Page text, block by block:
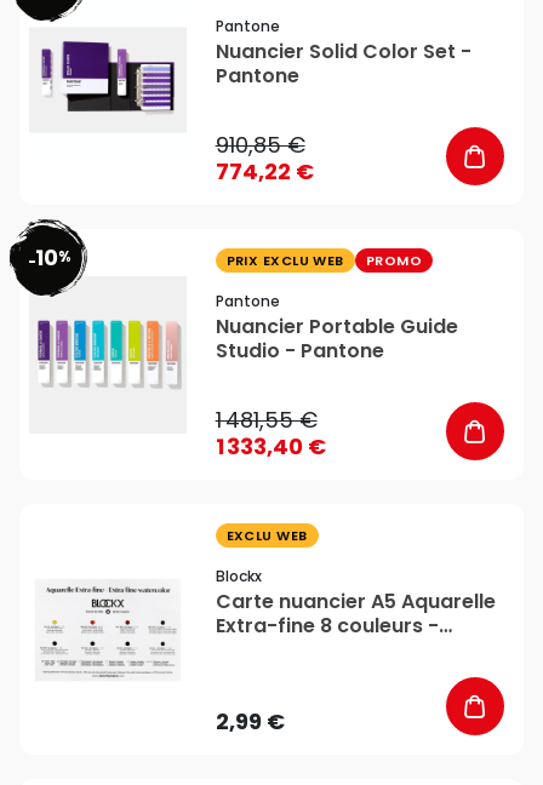
Pantone
Nuancier Solid Color Set -
Pantone
910,85 €
774,22 €
-10% PRIX EXCLU WEB PROMO
Pantone
Nuancier Portable Guide
Studio - Pantone
1 481,55 €
1 333,40 €
EXCLU WEB
Blockx
Carte nuancier A5 Aquarelle
Extra-fine 8 couleurs -
2,99 €